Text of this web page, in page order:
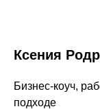
Ксения
Бизнес-коуч,
подходе